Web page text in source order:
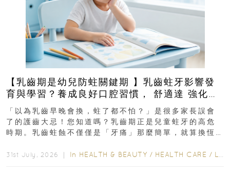
【乳齒期是幼兒防蛀關鍵期 】乳齒蛀牙影響發
育與學習？養成良好口腔習慣， 舒適達 強化琺
瑯質 兒童牙膏防護指南
「以為乳齒早晚會換，蛀了都不怕？」是很多家長誤會
了的護齒大忌！您知道嗎？乳齒期正是兒童蛀牙的高危
時期。乳齒蛀蝕不僅僅是「牙痛」那麼簡單，就算換恆
31st July, 2026 ｜ In HEALTH & BEAUTY / HEALTH CARE / LIFESTYLE